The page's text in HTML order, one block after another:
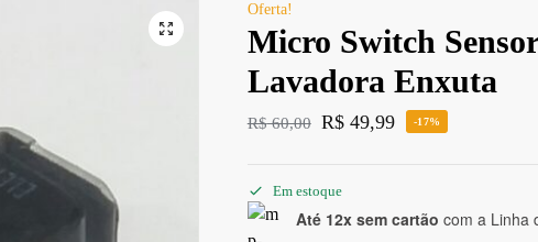
Oferta!
Micro Switch
Lavadora Enxuta
R$60,00 R$49,99 -17%
Em estoque
Até 12x sem cartão com a Linha